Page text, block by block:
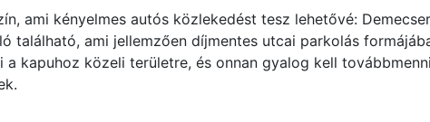
ami kényelmes autós közlekedést tesz lehetővé:
ami jellemzően díjmentes utcai parkolás
kapuhoz közeli területre, és onnan gyalog kell